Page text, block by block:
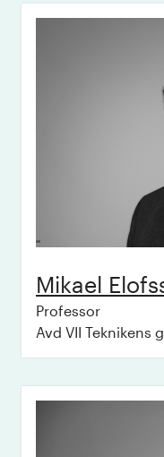
Mikael
Professor
Avd VII Teknikens